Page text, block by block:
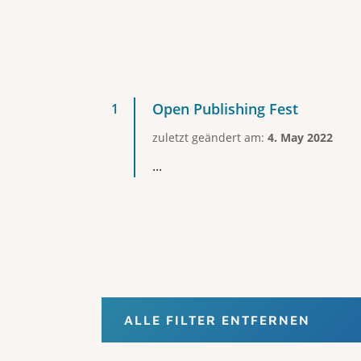
Open Publishing Fest
zuletzt geändert am: 4. May 2022
...
ALLE FILTER ENTFERNEN